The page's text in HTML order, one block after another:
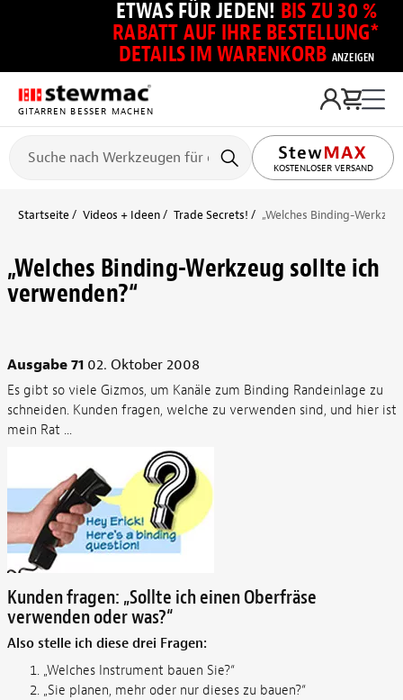
ETWAS FÜR JEDEN! BIS ZU 30 %
RABATT AUF IHRE BESTELLUNG*
DETAILS IM WARENKORB ANZEIGEN
GITARREN BESSER MACHEN
KOSTENLOSER VERSAND
Startseite Videos + Ideen Trade Secrets! „Welches Binding-
„Welches Binding-Werkzeug sollte ich
verwenden?“
Ausgabe 7102. Oktober 2008
Es gibt so viele Gizmos, um Kanäle zum Binding Randeinlage zu
schneiden. Kunden fragen, welche zu verwenden sind, und hier ist
mein Rat ...
Kunden fragen: „Sollte ich einen Oberfräse
verwenden oder was?“
Also stelle ich diese drei Fragen:
„Welches Instrument bauen Sie?“
„Sie planen, mehr oder nur dieses zu bauen?“